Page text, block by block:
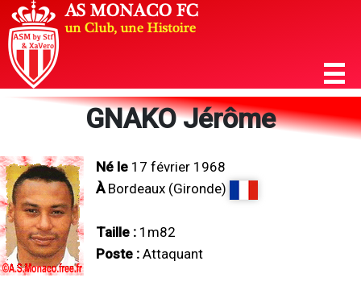
GNAKO Jérôme
Né le 17 février 1968
ÀBordeaux (Gironde)
Taille : 1m82
Poste : Attaquant